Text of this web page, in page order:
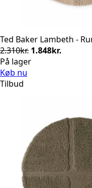
Ted Baker Lambeth -
2.310kr. Den
oprindelige
1.848kr.
På lager
Køb nu
Tilbud